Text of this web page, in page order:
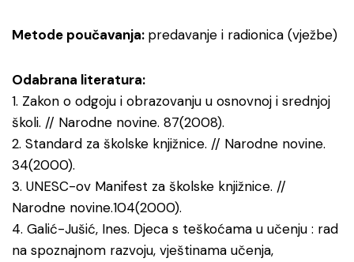
Metode poučavanja: predavanje i radionica (vježbe)
Odabrana literatura:
1. Zakon o odgoju i obrazovanju u osnovnoj i srednjoj
školi. // Narodne novine. 87(2008).
2. Standard za školske knjižnice. // Narodne novine.
34(2000).
3. UNESC-ov Manifest za školske knjižnice. //
Narodne novine.104(2000).
4. Galić-Jušić, Ines. Djeca s teškoćama u učenju : rad
na spoznajnom razvoju, vještinama učenja,